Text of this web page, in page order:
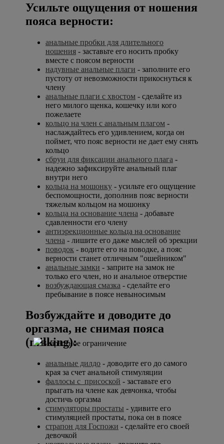
Усильте ощущения от ношения
пояса верности:
анальные пробки для длительного
ношения - заставьте его носить пробку
вместе с поясом верности
надувные анальные плаги - заполните его
пустоту от невозможности прикоснуться к
члену
анальные плаги с хвостом - сделайте из
него милого щенка, кошечку или кого
пожелаете
кольцо на член с анальным плагом -
наслаждайтесь его удивлением, когда он
поймет, что пояс верности не дает ему снять
кольцо
сбруи для фиксации анального плага -
надежно зафиксируйте анальный плаг
внутри него
кольца на мошонку - усильте его ощущение
беспомощности, дополнив пояс верности
тяжелым кольцом на мошонку
кольца на основание члена - добавьте
сдавленности его члену
антиэрекционные кольца на основание
члена - лишите его даже мыслей об эрекции
поводок - водите его на поводке, а пояс
верности станет отличным "ошейником"
анальные замки - заприте на замок не
только его член, но и анальное отверстие
возбуждающая смазка - сделайте его
пребывание в поясе невыносимым
Возбуждайте и доводите до
оргазма, не снимая пояса
(milking):
анальные дилдо - доводите его до самого
края за счет анальной стимуляции
фаллосы с присоской - заставьте его
прыгать на члене как девчонка, чтобы
достичь оргазма
стимуляторы простаты - удивите его
стимуляцией простаты, пока он в поясе
страпон для Госпожи - сделайте его своей
девочкой